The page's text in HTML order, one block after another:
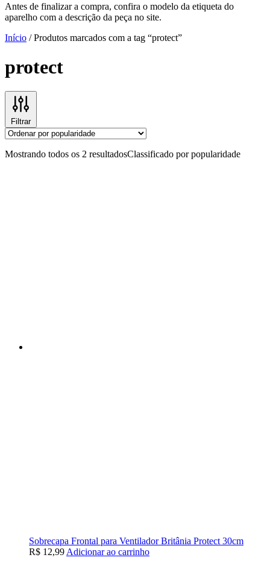
Antes de finalizar a compra, confira o modelo da etiqueta do
aparelho com a descrição da peça no site.
Início /Produtos marcados com a tag “protect”
protect
Filtrar
Mostrando todos os 2 resultadosClassificado por popularidade
Sobrecapa Frontal para Ventilador Britânia Protect 30cm
R$ 12,99Adicionar ao carrinho